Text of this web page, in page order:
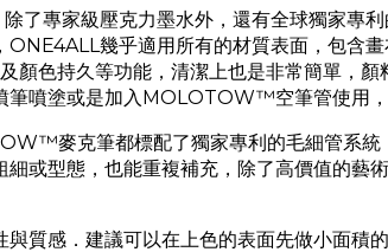
了專家級壓克力墨水外，還有全球獨家
幾乎適用所有的材質表面，包含
顏色持久等功能，清潔上也是非常簡單，
噴塗或是加入MOLOTOW™空筆管使用，
麥克筆都標配了獨家專利的毛細管系統
或型態，也能重複補充，除了高價值的
質感．建議可以在上色的表面先做小面積